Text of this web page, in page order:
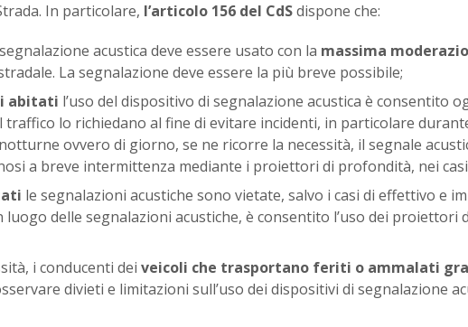
In particolare, l’articolo 156 del CdSdispone che:
acustica deve essere usato con la massima
La segnalazione deve essere la più breve possibile;
abitati l’uso del dispositivo di segnalazione acustica è consentito
traffico lo richiedano al fine di evitare incidenti, in particolare
ovvero di giorno, se ne ricorre la necessità, il segnale
a breve intermittenza mediante i proiettori di profondità, nei
le segnalazioni acustiche sono vietate, salvo i casi di effettivo e
delle segnalazioni acustiche, è consentito l’uso dei proiettori
i conducenti dei veicoli che trasportano feriti o ammalati
divieti e limitazioni sull’uso dei dispositivi di segnalazione